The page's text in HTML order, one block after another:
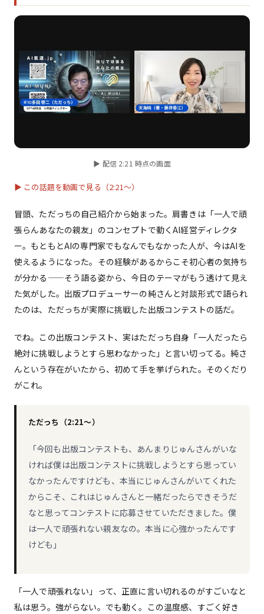
▶ 配信 2:21 時点の画面
▶ この話題を動画で見る（2:21〜）
冒頭、ただっちの自己紹介から始まった。肩書きは「一人で頑
張らんあなたの親友」のコンセプトで動くAI経営ディレクタ
ー。もともとAIの専門家でもなんでもなかった人が、今はAIを
使えるようになった。その経験があるからこそ初心者の気持ち
が分かる——そう語る姿から、今日のテーマがもう透けて見え
た気がした。出版プロデューサーの純さんと対談形式で語られ
たのは、ただっちが実際に挑戦した出版コンテストの話だ。
でね。この出版コンテスト、実はただっち自身「一人だったら
絶対に挑戦しようとすら思わなかった」と言い切ってる。純さ
んという存在がいたから、初めて手を挙げられた。そのくだり
がこれ。
ただっち（2:21〜）
「今回も出版コンテストも、あんまりじゅんさんがいな
ければ僕は出版コンテストに挑戦しようとすら思ってい
なかったんですけども、本当にじゅんさんがいてくれた
からこそ、これはじゅんさんと一緒だったらできそうだ
なと思ってコンテストに応募させていただきました。僕
は一人で頑張れない親友なの。本当に心強かったんです
けども」
「一人で頑張れない」って、正直に言い切れるのがすごいなと
私は思う。強がらない。でも動く。この温度感、すごく好き